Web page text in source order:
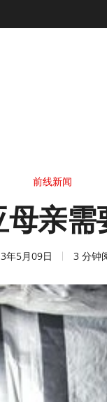
前线新闻
母亲需
年5月09日 3 分钟